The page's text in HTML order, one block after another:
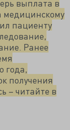
выплата в
медицинскому
пациенту
Ранее
года,
получения
– читайте в